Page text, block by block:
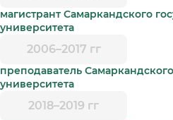
магистрант Самаркандского
университета
2006–2017 гг
преподаватель
университета
2018–2019 гг